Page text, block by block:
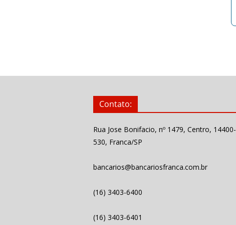
Contato:
Rua Jose Bonifacio, nº 1479, Centro, 14400-
530, Franca/SP
bancarios@bancariosfranca.com.br
(16) 3403-6400
(16) 3403-6401